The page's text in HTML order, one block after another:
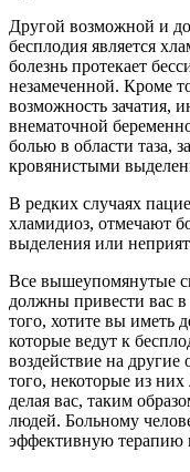
Другой возможной и
бесплодия является
болезнь протекает
незамеченной. Кроме
возможность зачатия,
внематочной
болью в области таза,
кровянистыми
В редких случаях
хламидиоз, отмечают
выделения или
Все вышеупомянутые
должны привести вас в
того, хотите вы иметь
которые ведут к
воздействие на
того, некоторые из
делая вас, таким
людей. Больному
эффективную терапию